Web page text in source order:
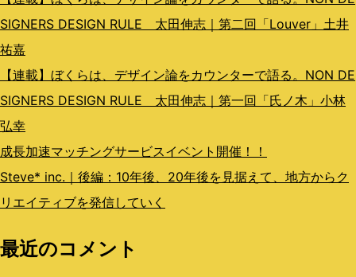
SIGNERS DESIGN RULE 太田伸志｜第二回「Louver」土井
祐嘉
【連載】ぼくらは、デザイン論をカウンターで語る。NON DE
SIGNERS DESIGN RULE 太田伸志｜第一回「氏ノ木」小林
弘幸
成長加速マッチングサービスイベント開催！！
Steve* inc.｜後編：10年後、20年後を見据えて、地方からク
リエイティブを発信していく
最近のコメント